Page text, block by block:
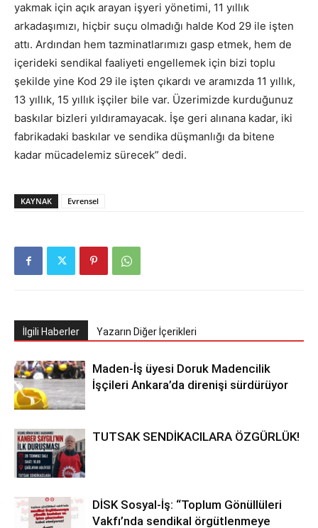
yakmak için açık arayan işyeri yönetimi, 11 yıllık
arkadaşımızı, hiçbir suçu olmadığı halde Kod 29 ile işten
attı. Ardından hem tazminatlarımızı gasp etmek, hem de
içerideki sendikal faaliyeti engellemek için bizi toplu
şekilde yine Kod 29 ile işten çıkardı ve aramızda 11 yıllık,
13 yıllık, 15 yıllık işçiler bile var. Üzerimizde kurduğunuz
baskılar bizleri yıldıramayacak. İşe geri alınana kadar, iki
fabrikadaki baskılar ve sendika düşmanlığı da bitene
kadar mücadelemiz sürecek” dedi.
KAYNAK Evrensel
İlgili Haberler Yazarın Diğer İçerikleri
Maden-İş üyesi Doruk Madencilik
İşçileri Ankara’da direnişi sürdürüyor
TUTSAK SENDİKACILARA ÖZGÜRLÜK!
DİSK Sosyal-İş: “Toplum Gönüllüleri
Vakfı’nda sendikal örgütlenmeye